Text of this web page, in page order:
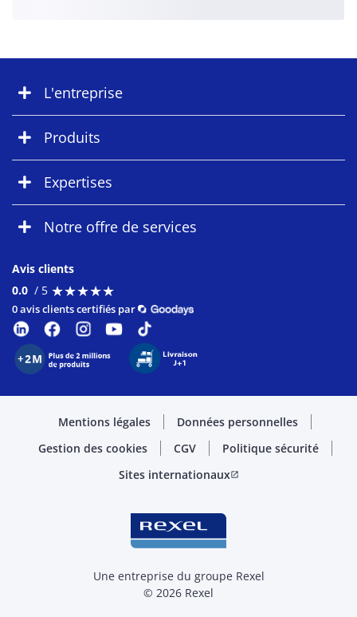
L'entreprise
Produits
Expertises
Notre offre de services
Avis clients
0.0 / 5 ★★★★★
★★★★★
0 avis clients certifiés par
Mentions légales
Données personnelles
Gestion des cookies
CGV
Politique sécurité
Sites internationauxopen_in_new
Une entreprise du groupe Rexel
© 2026 Rexel